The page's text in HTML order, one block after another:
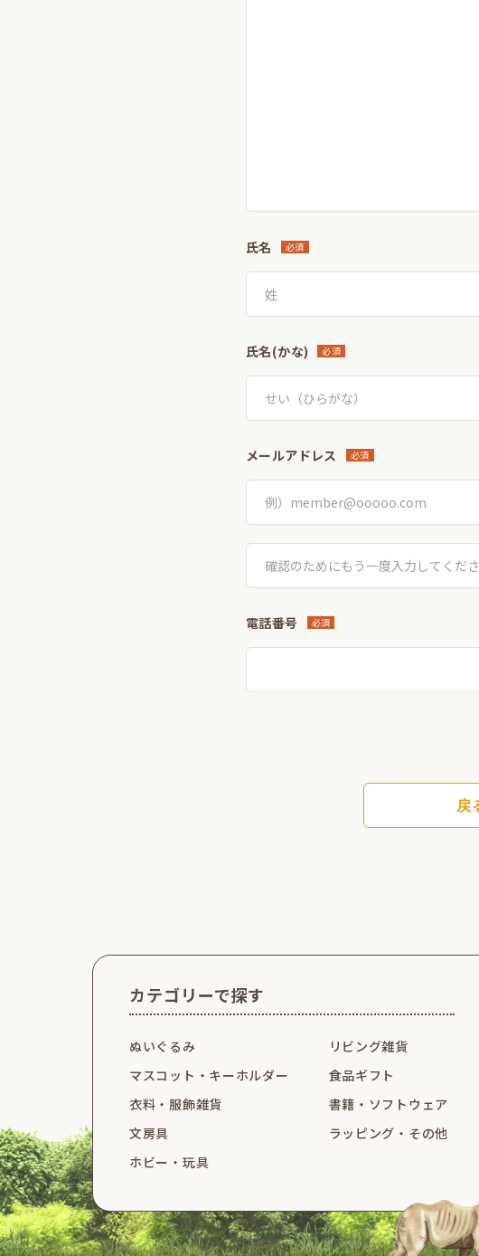
氏名 必須
氏名(かな) 必須
メールアドレス 必須
電話番号 必須
戻
カテゴリーで探す
ぬいぐるみ
マスコット・ キーホルダー
衣料・服飾雑貨
文房具
ホビー・玩具
リビング雑貨
食品ギフト
書籍・ソフトウェア
ラッピング・その他